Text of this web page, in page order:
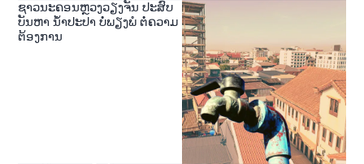
ຊາວນະຄອນຫຼວງວຽງຈັນ ປະສົບ
ບັນຫາ ນໍ້າປະປາ ບໍ່ພຽງພໍ ຕໍ່ຄວາມ
ຕ້ອງການ